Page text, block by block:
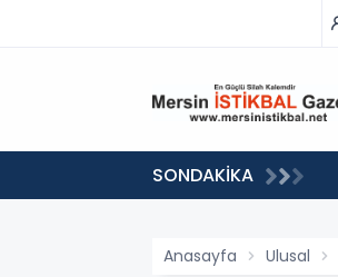
SONDAKİKA
Anasayfa Ulusal